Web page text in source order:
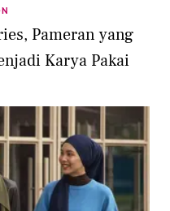
Pameran yang
Karya Pakai